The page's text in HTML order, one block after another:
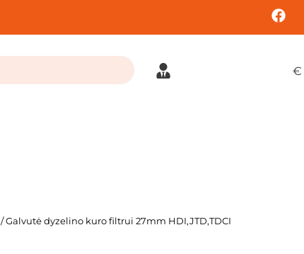
€
/ Galvutė dyzelino kuro filtrui 27mm HDI,JTD,TDCI